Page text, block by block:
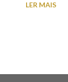
cimo do monte
LER MAIS